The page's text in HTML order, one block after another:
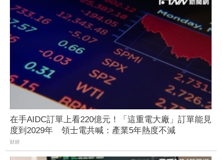
在手AIDC訂單上看220億元！「這重電大廠」訂單能見
度到2029年 領士電共喊：產業5年熱度不減
財經